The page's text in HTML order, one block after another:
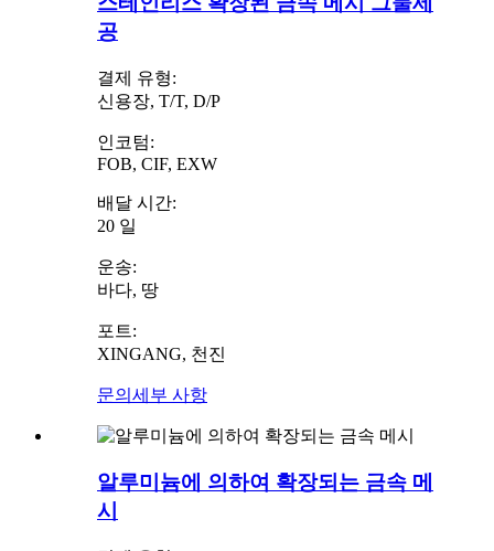
공
결제 유형:
신용장, T/T, D/P
인코텀:
FOB, CIF, EXW
배달 시간:
20 일
운송:
바다, 땅
포트:
XINGANG, 천진
문의 세부 사항
알루미늄에 의하여 확장되는 금속 메
시